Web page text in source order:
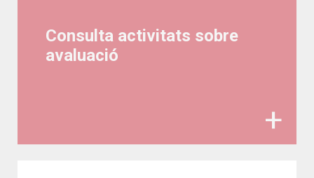
Consulta activitats sobre
avaluació